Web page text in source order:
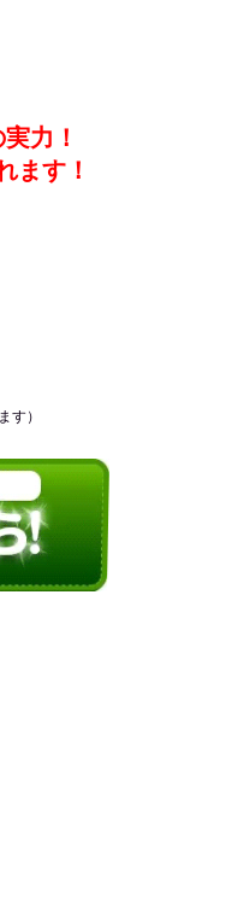
力！
ます！
す）